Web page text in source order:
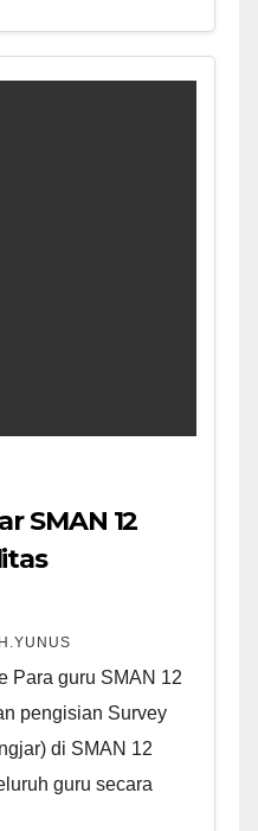
SMAN 12
Para guru SMAN 12
pengisian Survey
di SMAN 12
guru secara